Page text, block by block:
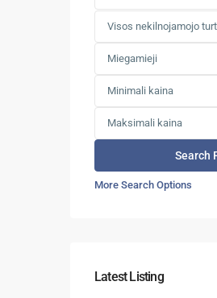
Visos nekilnojamojo
More Search Options
Latest Listing